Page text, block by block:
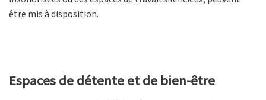
être mis à disposition.
Espaces de détente et de bien-être